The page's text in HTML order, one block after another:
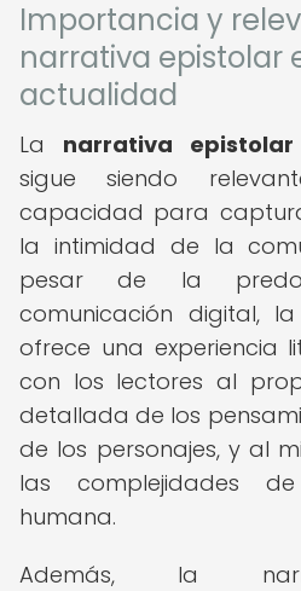
Importancia y
narrativa epistolar
actualidad
La narrativa
sigue siendo
capacidad para
la intimidad de la
pesar de la
comunicación digital,
ofrece una experiencia
con los lectores al
detallada de los
de los personajes, y al
las complejidades
humana.
Además, la